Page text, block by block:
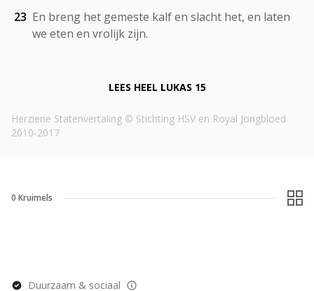
23 En breng het gemeste kalf en slacht het, en laten
we eten en vrolijk zijn.
LEES HEEL LUKAS 15
Herziene Statenvertaling © Stichting HSV en Royal Jongbloed
2010-2017
0 Kruimels
Duurzaam & sociaal